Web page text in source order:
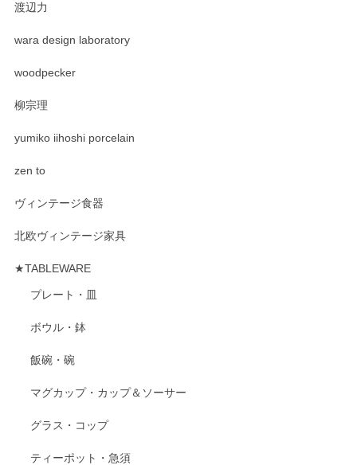
渡辺力
wara design laboratory
woodpecker
柳宗理
yumiko iihoshi porcelain
zen to
ヴィンテージ食器
北欧ヴィンテージ家具
★TABLEWARE
プレート・皿
ボウル・鉢
飯碗・碗
マグカップ・カップ＆ソーサー
グラス・コップ
ティーポット・急須